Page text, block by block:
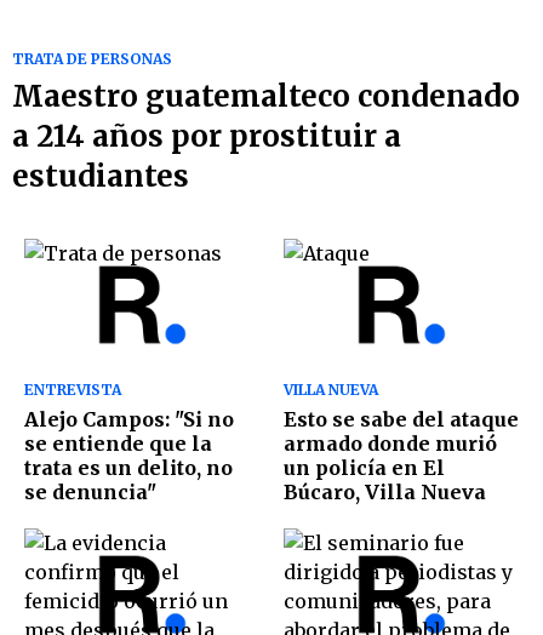
TRATA DE PERSONAS
Maestro guatemalteco condenado
a 214 años por prostituir a
estudiantes
ENTREVISTA
Alejo Campos: "Si no
se entiende que la
trata es un delito, no
se denuncia"
VILLA NUEVA
Esto se sabe del ataque
armado donde murió
un policía en El
Búcaro, Villa Nueva